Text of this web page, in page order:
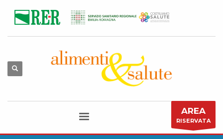
AREA
RISERVATA